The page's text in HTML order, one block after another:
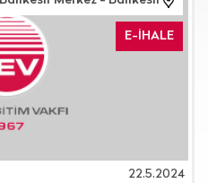
E-İHALE
22.5.2024